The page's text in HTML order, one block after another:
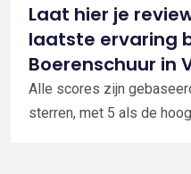
Laat hier je
laatste ervaring
Boerenschuur in
Alle scores zijn
sterren, met 5 als de